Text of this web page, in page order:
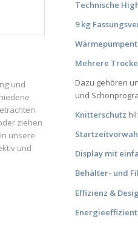
und
ziehen
unsere
und
Technische
9 kg
Mehrere
Dazu gehören
und
Knitterschutz
Display mit
Behälter- und
Effizienz &